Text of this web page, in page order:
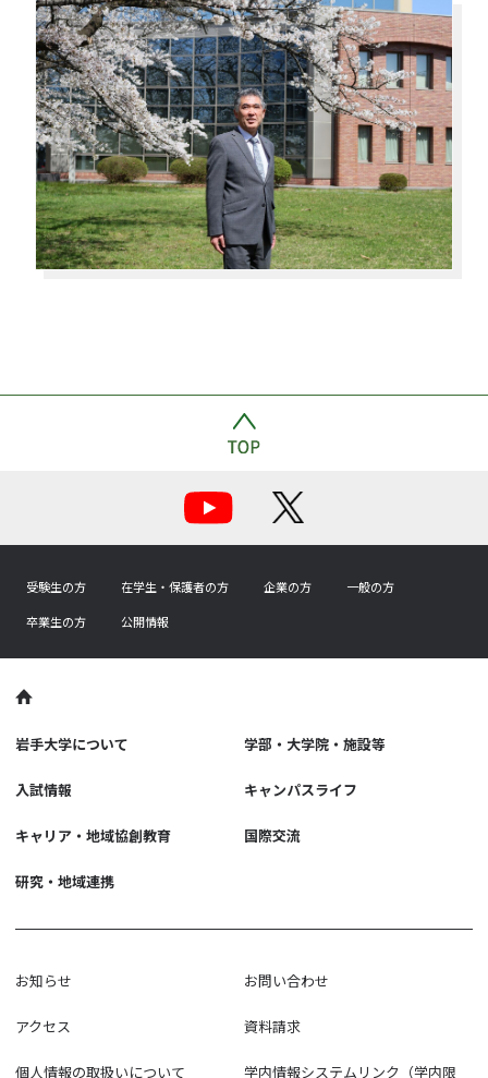
受験生の方 在学生・保護者の方 企業の方
一般の方
卒業生の方
公開情報
岩手大学について 学部・大学院・施設等
入試情報 キャンパスライフ
キャリア・地域協創教育 国際交流
研究・地域連携
お知らせ お問い合わせ
アクセス 資料請求
個人情報の取扱いについて 学内情報システムリンク（学内限